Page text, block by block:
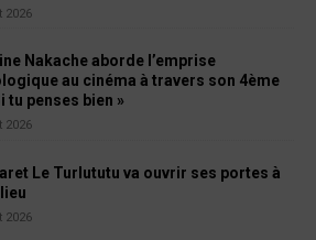
2026
Nakache aborde l’emprise
au cinéma à travers son 4ème
tu penses bien »
2026
Le Turlututu va ouvrir ses portes à
2026